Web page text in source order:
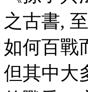
之古書,
如何百戰
但其中大